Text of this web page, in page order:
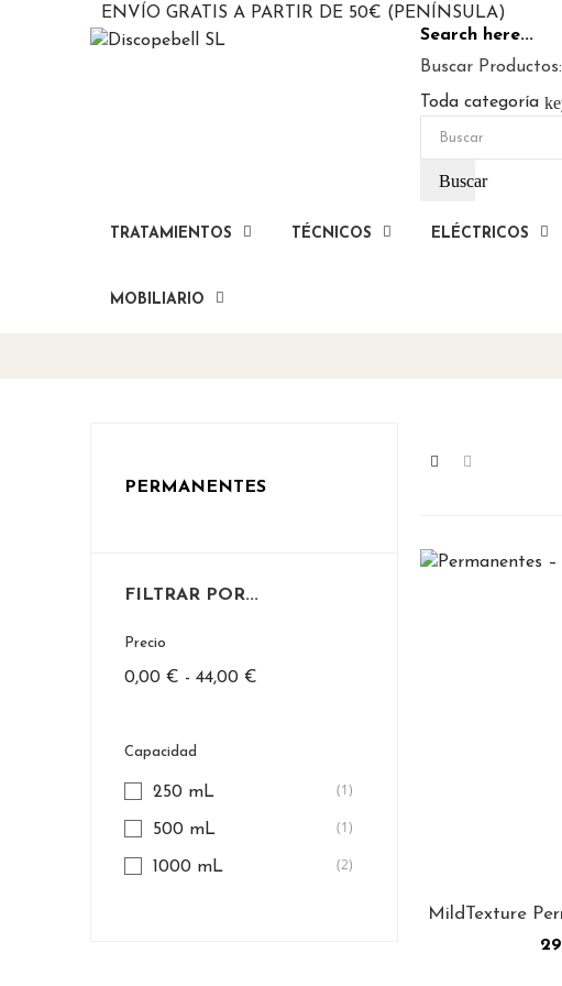
ENVÍO GRATIS A PARTIR DE 50€ (PENÍNSULA)
Search here...
Buscar Productos:
Toda categoría
Buscar
TRATAMIENTOS TÉCNICOS ELÉCTRICOS
MOBILIARIO
PERMANENTES
FILTRAR POR...
Precio
0,00 € - 44,00 €
Capacidad
250 mL (1)
500 mL (1)
1000 mL (2)
MildTexture